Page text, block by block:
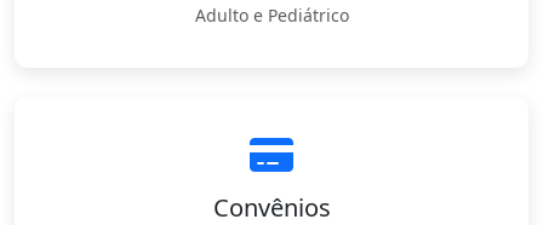
Adulto e Pediátrico
Convênios